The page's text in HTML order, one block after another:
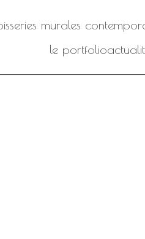
murales
le portfolio